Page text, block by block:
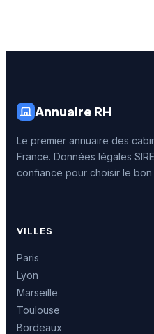
Annuaire RH
Le premier annuaire des
France. Données légales
confiance pour choisir le bon
VILLES
Paris
Lyon
Marseille
Toulouse
Bordeaux